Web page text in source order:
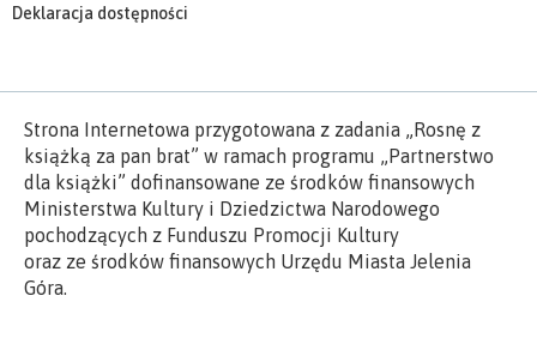
Deklaracja dostępności
Strona Internetowa przygotowana z zadania „Rosnę z
książką za pan brat” w ramach programu „Partnerstwo
dla książki” dofinansowane ze środków finansowych
Ministerstwa Kultury i Dziedzictwa Narodowego
pochodzących z Funduszu Promocji Kultury
oraz ze środków finansowych Urzędu Miasta Jelenia
Góra.